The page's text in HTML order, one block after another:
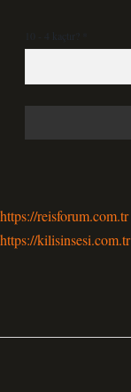
10 - 4 kaçtır?
https://reisforum.com.tr
https://kilisinsesi.com.tr